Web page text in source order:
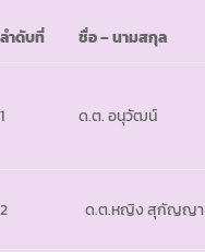
ลำดับที่ ชื่อ – นามสกุล
1 ด.ต. อนุวัฒน์
2 ด.ต.หญิง สุกัญญา